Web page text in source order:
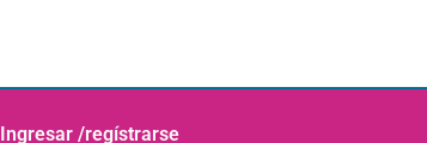
Ingresar /regístrarse